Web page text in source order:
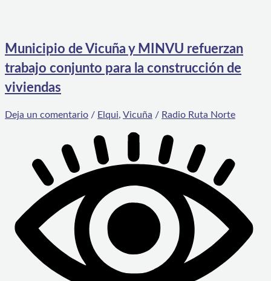
Municipio de Vicuña y MINVU refuerzan
trabajo conjunto para la construcción de
viviendas
Deja un comentario / Elqui, Vicuña / Radio Ruta Norte